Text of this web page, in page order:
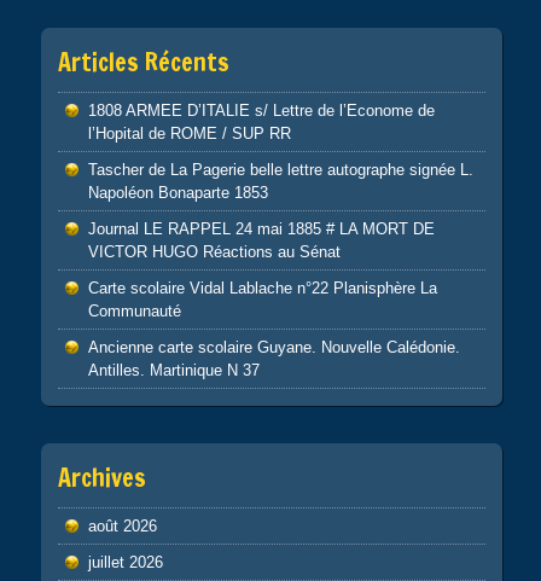
Articles Récents
1808 ARMEE D’ITALIE s/ Lettre de l’Econome de
l’Hopital de ROME / SUP RR
Tascher de La Pagerie belle lettre autographe signée L.
Napoléon Bonaparte 1853
Journal LE RAPPEL 24 mai 1885 # LA MORT DE
VICTOR HUGO Réactions au Sénat
Carte scolaire Vidal Lablache n°22 Planisphère La
Communauté
Ancienne carte scolaire Guyane. Nouvelle Calédonie.
Antilles. Martinique N 37
Archives
août 2026
juillet 2026